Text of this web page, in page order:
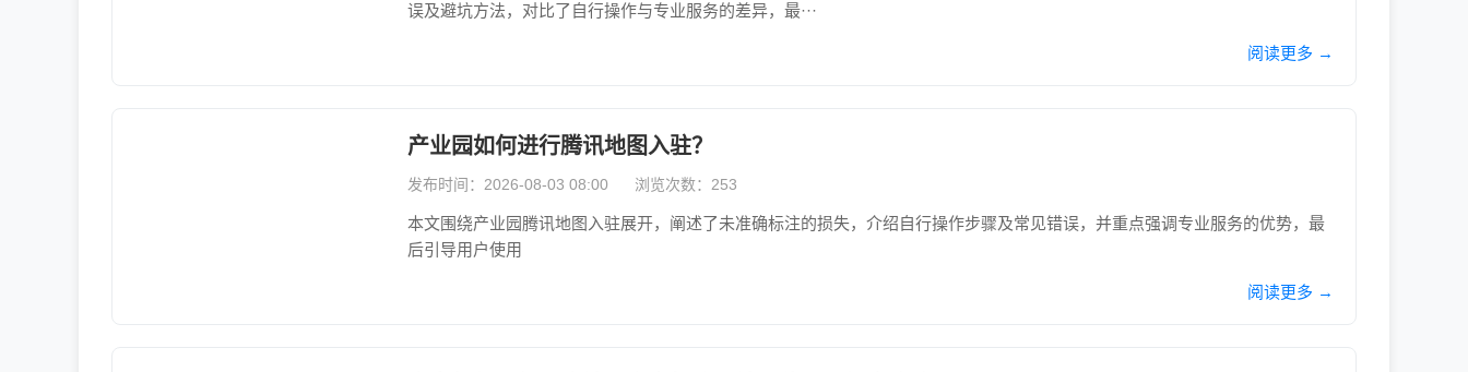
误及避坑方法，对比了自行操作与专业服务的差异，最···
阅读更多 →
产业园如何进行腾讯地图入驻？
发布时间：2026-08-03 08:00 浏览次数：253
本文围绕产业园腾讯地图入驻展开，阐述了未准确标注的损失，介绍自行操作步骤及常见错误，并重点强调专业服务的优势，最
后引导用户使用
阅读更多 →